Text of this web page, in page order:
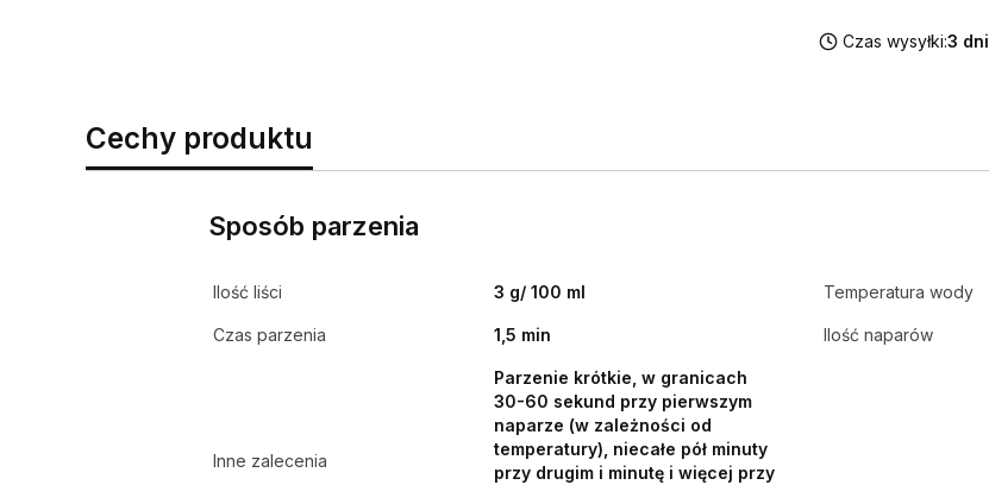
Czas wysyłki:3 dni
Cechy produktu
Sposób parzenia
Ilość liści 3 g/ 100 ml Temperatura wody
Czas parzenia 1,5 min Ilość naparów
Inne zalecenia
Parzenie krótkie, w granicach
30-60 sekund przy pierwszym
naparze (w zależności od
temperatury), niecałe pół minuty
przy drugim i minutę i więcej przy